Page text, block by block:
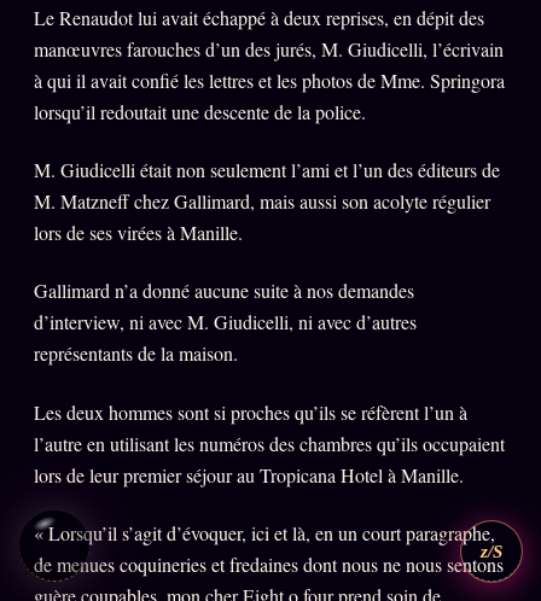
Le Renaudot lui avait échappé à deux reprises, en dépit des
manœuvres farouches d’un des jurés, M. Giudicelli, l’écrivain
à qui il avait confié les lettres et les photos de Mme. Springora
lorsqu’il redoutait une descente de la police.
M. Giudicelli était non seulement l’ami et l’un des éditeurs de
M. Matzneff chez Gallimard, mais aussi son acolyte régulier
lors de ses virées à Manille.
Gallimard n’a donné aucune suite à nos demandes
d’interview, ni avec M. Giudicelli, ni avec d’autres
représentants de la maison.
Les deux hommes sont si proches qu’ils se réfèrent l’un à
l’autre en utilisant les numéros des chambres qu’ils occupaient
lors de leur premier séjour au Tropicana Hotel à Manille.
« Lorsqu’il s’agit d’évoquer, ici et là, en un court paragraphe,
de menues coquineries et fredaines dont nous ne nous sentons
guère coupables, mon cher Eight o four prend soin de
z/S